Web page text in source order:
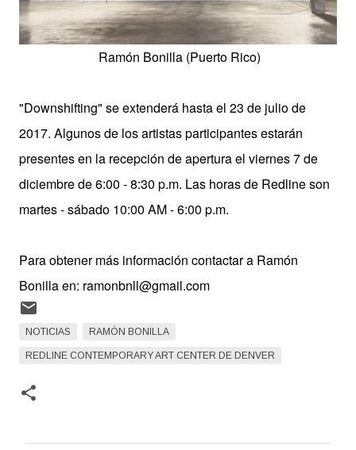
Ramón Bonilla (Puerto Rico)
"Downshifting" se extenderá hasta el 23 de julio de
2017. Algunos de los artistas participantes estarán
presentes en la recepción de apertura el viernes 7 de
diciembre de 6:00 - 8:30 p.m. Las horas de Redline son
martes - sábado 10:00 AM - 6:00 p.m.
Para obtener más información contactar a Ramón
Bonilla en: ramonbnll@gmail.com
NOTICIAS RAMÓN BONILLA
REDLINE CONTEMPORARY ART CENTER DE DENVER